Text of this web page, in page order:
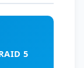
5